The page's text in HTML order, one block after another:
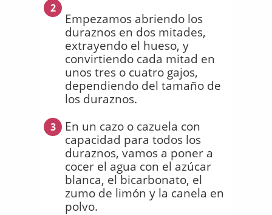
2
Empezamos abriendo los
duraznos en dos mitades,
extrayendo el hueso, y
convirtiendo cada mitad en
unos tres o cuatro gajos,
dependiendo del tamaño de
los duraznos.
3
En un cazo o cazuela con
capacidad para todos los
duraznos, vamos a poner a
cocer el agua con el azúcar
blanca, el bicarbonato, el
zumo de limón y la canela en
polvo.